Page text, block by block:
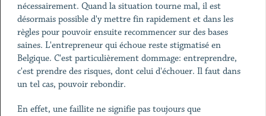
nécessairement. Quand la situation tourne mal, il est
désormais possible d'y mettre fin rapidement et dans les
règles pour pouvoir ensuite recommencer sur des bases
saines. L'entrepreneur qui échoue reste stigmatisé en
Belgique. C'est particulièrement dommage: entreprendre,
c'est prendre des risques, dont celui d'échouer. Il faut dans
un tel cas, pouvoir rebondir.
En effet, une faillite ne signifie pas toujours que